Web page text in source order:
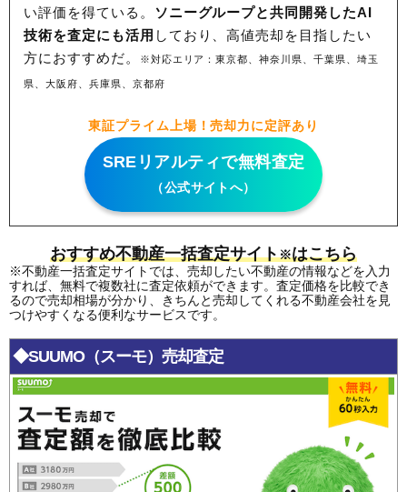
い評価を得ている。 ソニーグループと共同開発したAI
技術を査定にも活用 しており、高値売却を目指したい
方におすすめだ。
※対応エリア：東京都、神奈川県、千葉県、埼玉
県、大阪府、兵庫県、京都府
東証プライム上場！売却力に定評あり
SREリアルティで無料査定
（公式サイトへ）
おすすめ不動産一括査定サイト※はこちら
※不動産一括査定サイトでは、売却したい不動産の情報などを入力
すれば、無料で複数社に査定依頼ができます。査定価格を比較でき
るので売却相場が分かり、きちんと売却してくれる不動産会社を見
つけやすくなる便利なサービスです。
◆SUUMO（スーモ）売却査定